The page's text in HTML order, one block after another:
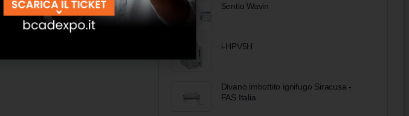
Sentio Wavin
i-HPV5H
Divano imbottito ignifugo Siracusa -
FAS Italia